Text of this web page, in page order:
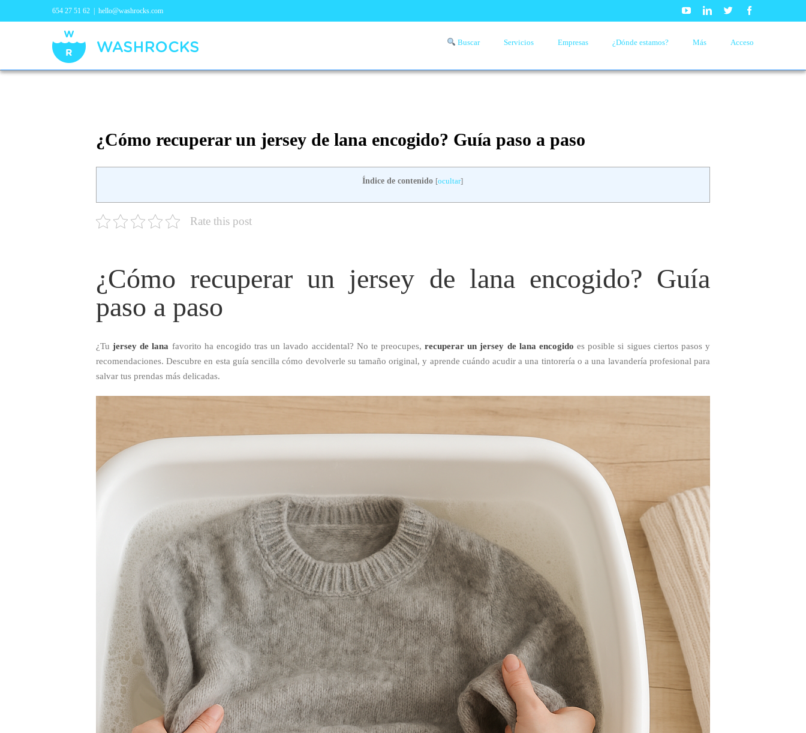
654 27 51 62 | hello@washrocks.com YoutubeLinkedinTwitter
Buscar Servicios Empresas ¿Dónde estamos? Más Acceso
¿Cómo recuperar un jersey de lana encogido? Guía paso a paso
Índice de contenido [ocultar]
Rate this post
¿Cómo recuperar un jersey de lana encogido? Guía
paso a paso
¿Tujersey de lana favorito ha encogido tras un lavado accidental? No te preocupes,recuperar un jersey de lana encogido es posible si sigues ciertos pasos y
recomendaciones. Descubre en esta guía sencilla cómo devolverle su tamaño original, y aprende cuándo acudir a una tintorería o a una lavandería profesional para
salvar tus prendas más delicadas.